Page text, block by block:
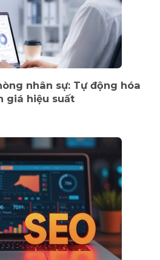
nhân sự: Tự động hóa
giá hiệu suất